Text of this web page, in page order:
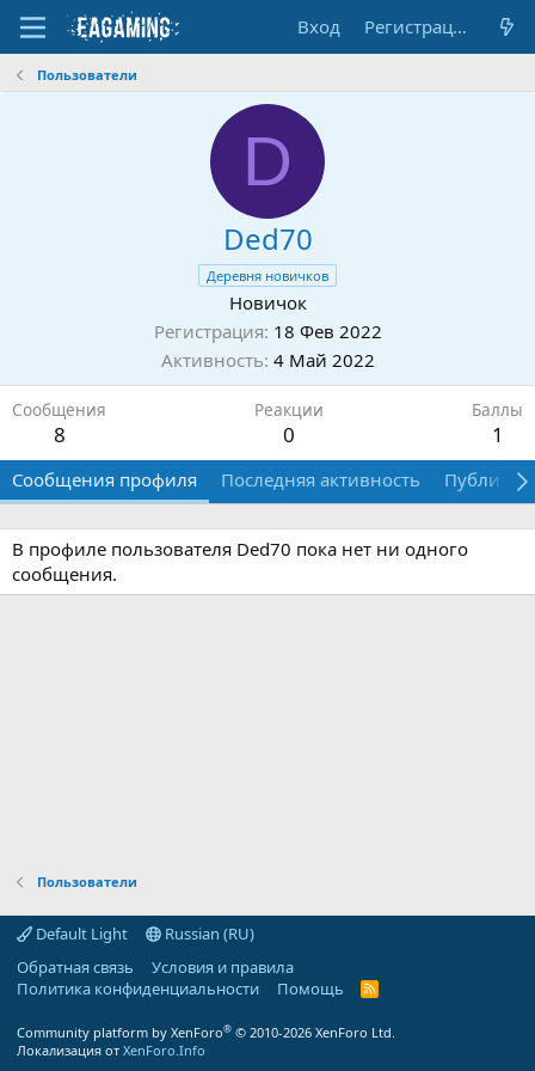
Вход Регистрация
Пользователи
D
Ded70
Деревня новичков
Новичок
Регистрация 18 Фев 2022
Активность 4 Май 2022
Сообщения
8
Реакции
0
Баллы
1
Сообщения профиля Последняя активность
В профиле пользователя Ded70 пока нет ни одного
сообщения.
Пользователи
Default Light
Russian (RU)
Обратная связь
Условия и правила
Политика конфиденциальности
Помощь
R
Community platform by XenForo® © 2010-2026 XenForo Ltd.
Локализация от XenForo.Info